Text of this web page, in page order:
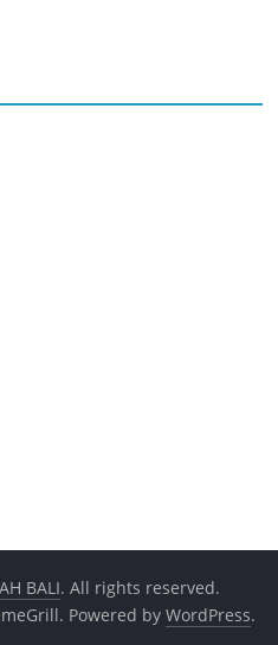
BALI. All rights reserved.
Powered by WordPress.